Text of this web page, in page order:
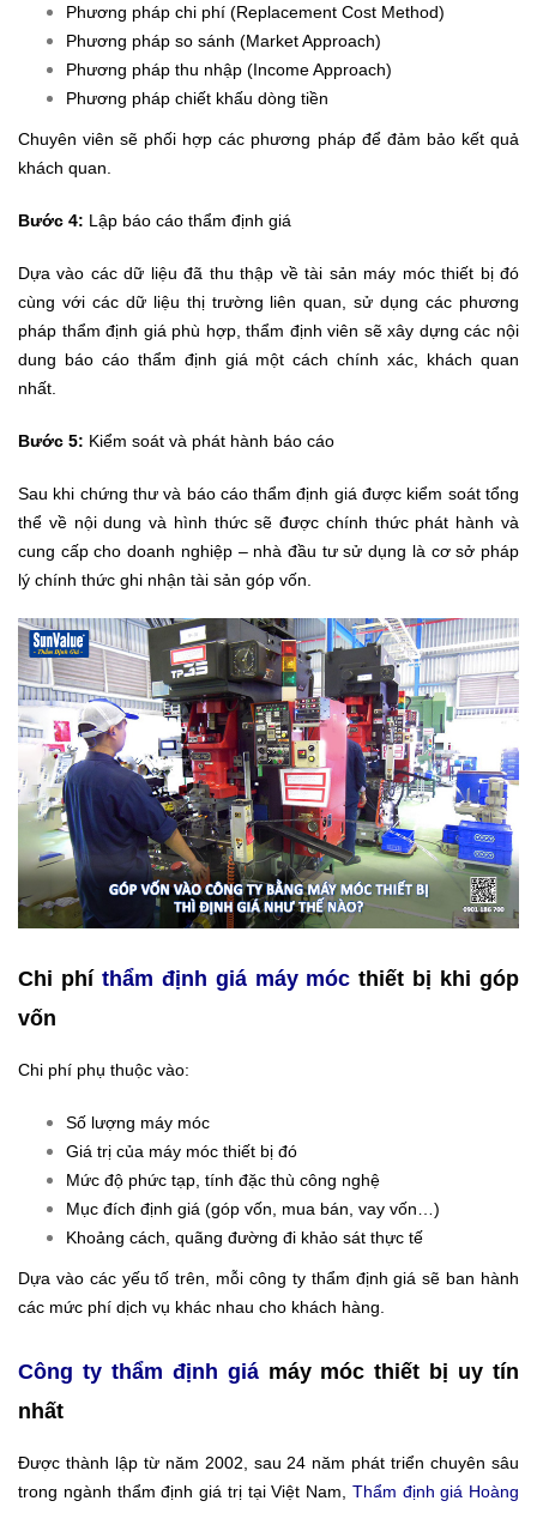
Phương pháp chi phí (Replacement Cost Method)
Phương pháp so sánh (Market Approach)
Phương pháp thu nhập (Income Approach)
Phương pháp chiết khấu dòng tiền
Chuyên viên sẽ phối hợp các phương pháp để đảm bảo kết quả
khách quan.
Bước 4: Lập báo cáo thẩm định giá
Dựa vào các dữ liệu đã thu thập về tài sản máy móc thiết bị đó
cùng với các dữ liệu thị trường liên quan, sử dụng các phương
pháp thẩm định giá phù hợp, thẩm định viên sẽ xây dựng các nội
dung báo cáo thẩm định giá một cách chính xác, khách quan
nhất.
Bước 5: Kiểm soát và phát hành báo cáo
Sau khi chứng thư và báo cáo thẩm định giá được kiểm soát tổng
thể về nội dung và hình thức sẽ được chính thức phát hành và
cung cấp cho doanh nghiệp – nhà đầu tư sử dụng là cơ sở pháp
lý chính thức ghi nhận tài sản góp vốn.
Chi phí thẩm định giá máy móc thiết bị khi góp
vốn
Chi phí phụ thuộc vào:
Số lượng máy móc
Giá trị của máy móc thiết bị đó
Mức độ phức tạp, tính đặc thù công nghệ
Mục đích định giá (góp vốn, mua bán, vay vốn…)
Khoảng cách, quãng đường đi khảo sát thực tế
Dựa vào các yếu tố trên, mỗi công ty thẩm định giá sẽ ban hành
các mức phí dịch vụ khác nhau cho khách hàng.
Công ty thẩm định giámáy móc thiết bị uy tín
nhất
Được thành lập từ năm 2002, sau 24 năm phát triển chuyên sâu
trong ngành thẩm định giá trị tại Việt Nam, Thẩm định giá Hoàng